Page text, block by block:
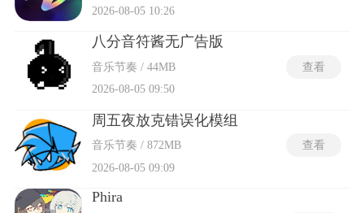
2026-08-05 10:26
八分音符酱无广告版
音乐节奏 / 44MB
2026-08-05 09:50
查看
周五夜放克错误化模组
音乐节奏 / 872MB
2026-08-05 09:09
查看
Phira